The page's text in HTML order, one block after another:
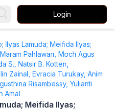
Login
Ilyas Lamuda; Meifida Ilyas;
Pahlawan, Moch Agus
S., Natsir B. Kotten,
Zainal, Evracia Turukay, Anim
Risambessy, Yulianti
Amal
Meifida Ilyas;